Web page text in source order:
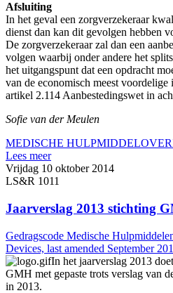
Afsluiting
In het geval een zorgverzekeraar
dienst dan kan dit gevolgen hebben
De zorgverzekeraar zal dan een
volgen waarbij onder andere het
het uitgangspunt dat een opdracht
van de economisch meest
artikel 2.114 Aanbestedingswet in
Sofie van der Meulen
MEDISCHE HULPMIDDEL
Lees meer
Vrijdag 10 oktober 2014
LS&R 1011
Jaarverslag 2013 stichting
Gedragscode Medische
Devices, last amended September
In het jaarverslag 2013
GMH met gepaste trots verslag van
in 2013.